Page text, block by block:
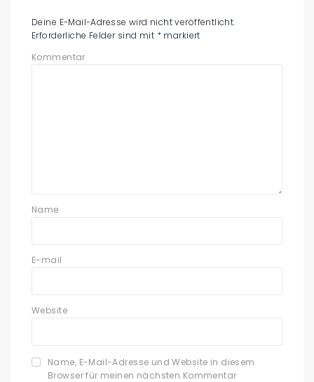
Deine E-Mail-Adresse wird nicht veröffentlicht.
Erforderliche Felder sind mit * markiert
Kommentar
Name
E-mail
Website
Name, E-Mail-Adresse und Website in diesem
Browser für meinen nächsten Kommentar